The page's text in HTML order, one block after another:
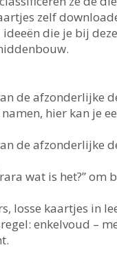
zelf
die je bij
de afzonderlijke
hier kan je
de afzonderlijke
wat is het?”
losse kaartjes in
enkelvoud –